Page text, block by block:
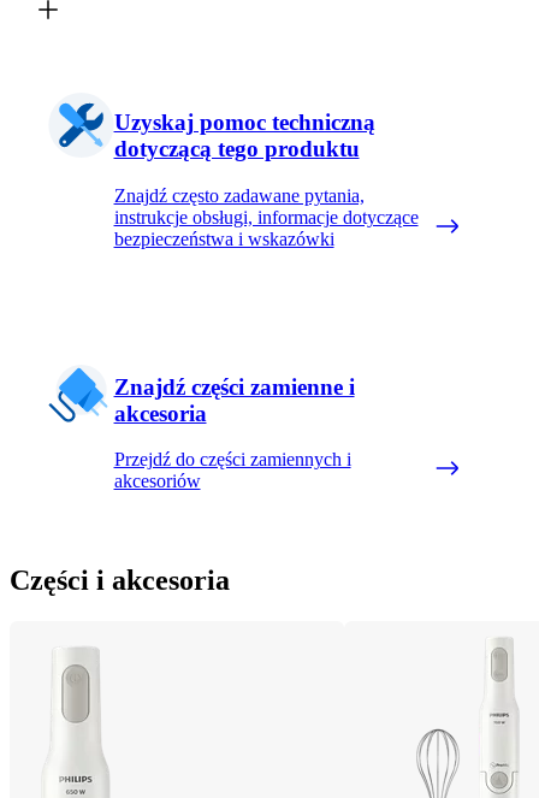
Uzyskaj pomoc techniczną
dotyczącą tego produktu
Znajdź często zadawane pytania,
instrukcje obsługi, informacje dotyczące
bezpieczeństwa i wskazówki
Znajdź części zamienne i
akcesoria
Przejdź do części zamiennych i
akcesoriów
Części i akcesoria